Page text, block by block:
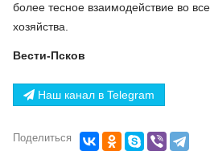
более тесное взаимодействие во
хозяйства.
Вести-Псков
Наш канал в Telegram
Поделиться